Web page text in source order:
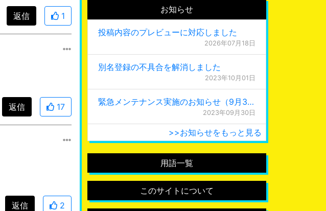
返信 1
返信
17
返信 2
お知らせ
投稿内容のプレビューに対応しました
2026年07月18日
別名登録の不具合を解消しました
2023年10月01日
緊急メンテナンス実施のお知らせ（9月30日 0:15更新）
2023年09月30日
>>お知らせをもっと見る
用語一覧
このサイトについて